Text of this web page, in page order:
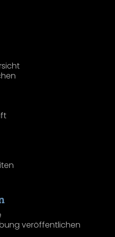
veröffentlichen